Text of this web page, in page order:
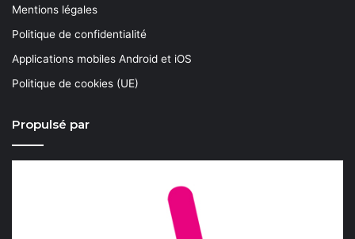
Mentions légales
Politique de confidentialité
Applications mobiles Android et iOS
Politique de cookies (UE)
Propulsé par